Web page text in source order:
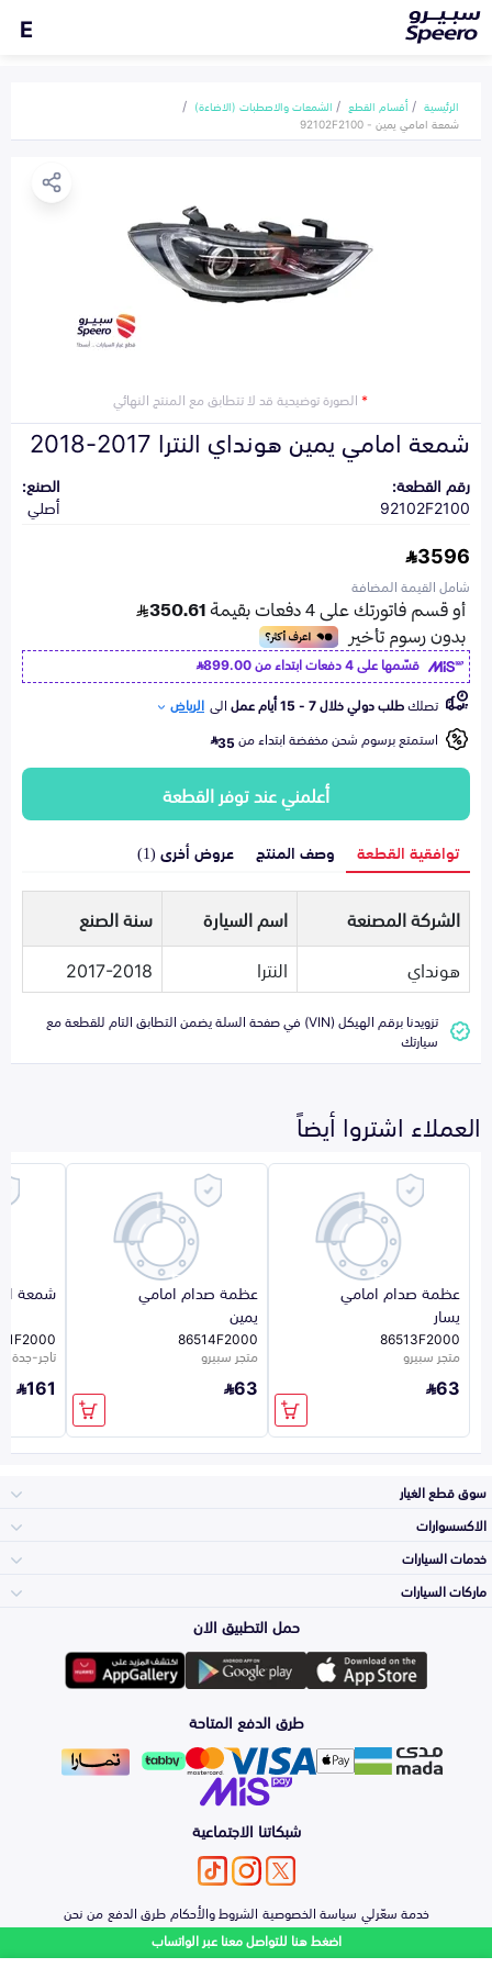
اضغط هنا للتواصل معنا عبر الواتساب
E
الرئيسية أقسام القطع
الشمعات والاصطبات (الاضاءة)
شمعة امامي يمين - 92102F2100
*الصورة توضيحية قد لا تتطابق مع المنتج النهائي
شمعة امامي يمين هونداي النترا 2017-2018
رقم القطعة:
92102F2100
الصنع:
أصلي
3596
شامل القيمة المضافة
قسّمها على 4 دفعات ابتداء من
899.00
تصلكطلب دولي خلال 7 - 15 أيام عمل الى الرياض
استمتع برسوم شحن مخفضة ابتداء من35
أعلمني عند توفر القطعة
توافقية القطعة وصف المنتج عروض أخرى (1)
الشركة المصنعة اسم السيارة
سنة الصنع
هونداي
النترا 2017-2018
تزويدنا برقم الهيكل (VIN) في صفحة السلة يضمن التطابق التام للقطعة مع
سيارتك
العملاء اشتروا أيضاً
عظمة صدام امامي
يسار
86513F2000
متجر سبيرو
63
عظمة صدام امامي
يمين
86514F2000
متجر سبيرو
63
شمعة
تاجر-جدة-923
161
سوق قطع الغيار
المكائن، القيرات
وملحقاتها
الشمعات
والاصطبات (الاضاءة)
الفرامل والأقمشة
الأبواب، الرفرف
والكبوت
الاكسسوارات
لوازم الرحلات
اكسسوارات العناية
الزيوت و السوائل
خدمات السيارات
الأكثر مبيعاً
التلميع والعناية
حماية مقدمة السيارة
ماركات السيارات
تويوتا
هيونداي
كيا
نيسان
حمل التطبيق الان
طرق الدفع المتاحة
شبكاتنا الاجتماعية
خدمة سعّرلي سياسة الخصوصية الشروط والأحكامطرق الدفعمن نحن